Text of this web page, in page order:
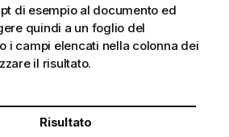
di esempio al documento ed
quindi a un foglio del
i campi elencati nella colonna dei
il risultato.
Risultato